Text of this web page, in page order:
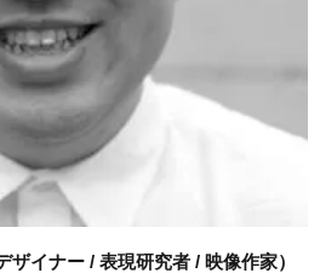
イナー / 表現研究者 / 映像作家）